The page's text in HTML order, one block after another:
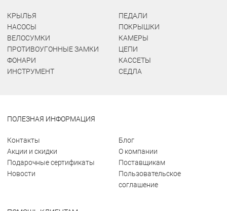
КРЫЛЬЯ
НАСОСЫ
ВЕЛОСУМКИ
ПРОТИВОУГОННЫЕ ЗАМКИ
ФОНАРИ
ИНСТРУМЕНТ
ПЕДАЛИ
ПОКРЫШКИ
КАМЕРЫ
ЦЕПИ
КАССЕТЫ
СЕДЛА
ПОЛЕЗНАЯ ИНФОРМАЦИЯ
Контакты
Акции и скидки
Подарочные сертификаты
Новости
Блог
О компании
Поставщикам
Пользовательское
соглашение